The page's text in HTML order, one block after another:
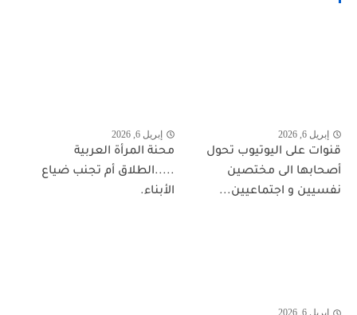
إبريل 6, 2026
قنوات على اليوتيوب تحول
أصحابها الى مختصين
نفسيين و اجتماعيين...
إبريل 6, 2026
محنة المرأة العربية
.....الطلاق أم تجنب ضياع
الأبناء.